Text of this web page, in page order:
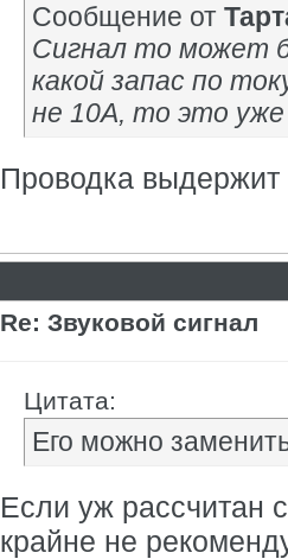
Сообщение от
Сигнал то может
какой запас по
не 10А, то это
Проводка выдержит
Re: Звуковой сигнал
Цитата:
Его можно
Если уж рассчитан
крайне не